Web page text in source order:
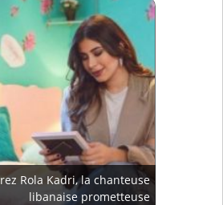
Rola Kadri, la chanteuse
libanaise prometteuse